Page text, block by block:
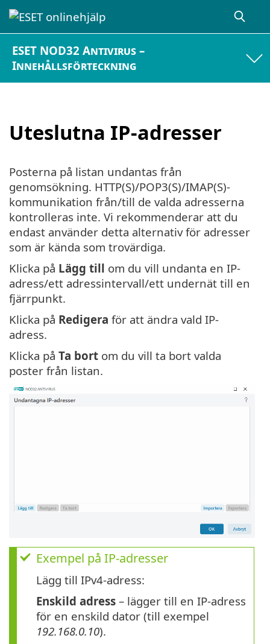
ESET NOD32 Antivirus –
Innehållsförteckning
Uteslutna IP-adresser
Posterna på listan undantas från
genomsökning. HTTP(S)/POP3(S)/IMAP(S)-
kommunikation från/till de valda adresserna
kontrolleras inte. Vi rekommenderar att du
endast använder detta alternativ för adresser
som är kända som trovärdiga.
Klicka på Lägg till om du vill undanta en IP-
adress/ett adressintervall/ett undernät till en
fjärrpunkt.
Klicka på Redigera för att ändra vald IP-
adress.
Klicka på Ta bort om du vill ta bort valda
poster från listan.
Exempel på IP-adresser
Lägg till IPv4-adress:
Enskild adress – lägger till en IP-adress
för en enskild dator (till exempel
192.168.0.10).